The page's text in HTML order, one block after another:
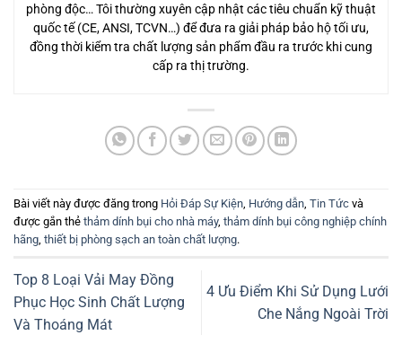
phòng độc… Tôi thường xuyên cập nhật các tiêu chuẩn kỹ thuật
quốc tế (CE, ANSI, TCVN…) để đưa ra giải pháp bảo hộ tối ưu,
đồng thời kiểm tra chất lượng sản phẩm đầu ra trước khi cung
cấp ra thị trường.
Bài viết này được đăng trong Hỏi Đáp Sự Kiện, Hướng dẫn, Tin Tức và
được gắn thẻ thảm dính bụi cho nhà máy, thảm dính bụi công nghiệp chính
hãng, thiết bị phòng sạch an toàn chất lượng.
Top 8 Loại Vải May Đồng
Phục Học Sinh Chất Lượng
Và Thoáng Mát
4 Ưu Điểm Khi Sử Dụng Lưới
Che Nắng Ngoài Trời